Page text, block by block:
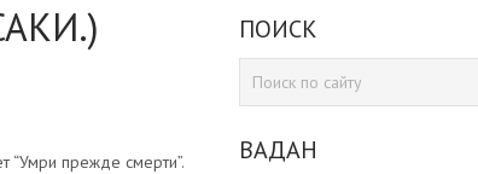
“Умри прежде смерти”.
ПОИСК
ВАДАН